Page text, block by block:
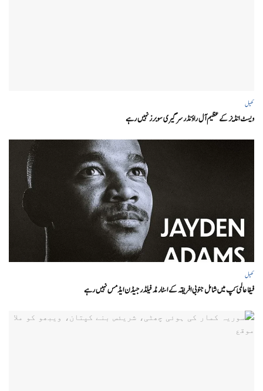
کھیل
ویسٹ انڈیز کے عظیم آل راؤنڈر سر گیری سوبرز نہیں رہے
کھیل
فیفا عالمی کپ میں شامل جنوبی افریقہ کے اسٹار مڈ فیلڈر جیڈن ایڈمس نہیں رہے